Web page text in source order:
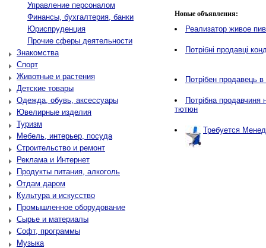
Управление персоналом
Финансы, бухгалтерия, банки
Юриспруденция
Прочие сферы деятельности
Знакомства
Спорт
Животные и растения
Детские товары
Одежда, обувь, аксессуары
Ювелирные изделия
Туризм
Мебель, интерьер, посуда
Строительство и ремонт
Реклама и Интернет
Продукты питания, алкоголь
Отдам даром
Культура и искусство
Промышленное оборудование
Сырье и материалы
Софт, программы
Музыка
Новые объявления:
Реализатор живое
Потрібні продавці
Потрібен продавець в
Потрібна продавчиня
тютюн
Требуется